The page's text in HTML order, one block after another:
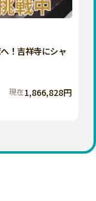
群馬
千葉
神奈川
石川
！吉祥寺にシャ
現在1,866,828円